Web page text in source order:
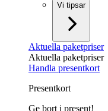
Vi tipsar
Aktuella paketpriser
Aktuella paketpriser
Handla presentkort
Presentkort
Ge bort i present!